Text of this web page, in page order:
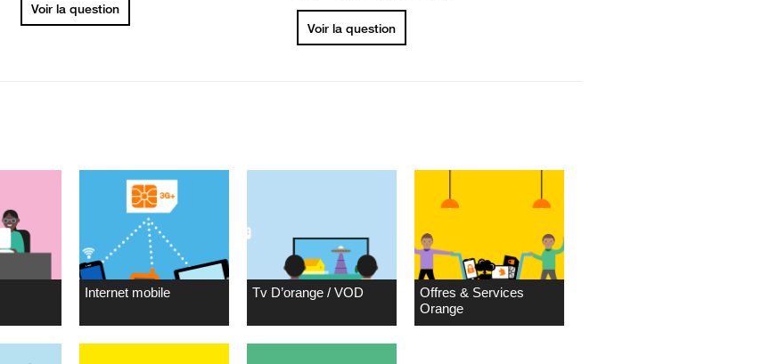
Voir la question
Voir la question
Internet mobile Tv D’orange / VOD
Offres & Services
Orange